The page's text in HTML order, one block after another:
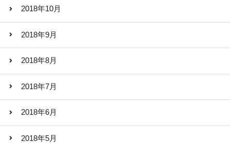
2018年10月
2018年9月
2018年8月
2018年7月
2018年6月
2018年5月